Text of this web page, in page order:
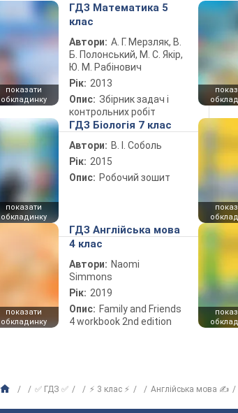
показати
обкладинку
ГДЗ Математика 5
клас
Автори: А. Г. Мерзляк, В.
Б. Полонський, М. С. Якір,
Ю. М. Рабінович
Рік: 2013
Опис: Збірник задач і
контрольних робіт
показати
обкладинку
ГДЗ Біологія 7 клас
Автори: В. І. Соболь
Рік: 2015
Опис: Робочий зошит
показати
обкладинку
ГДЗ Англійська мова
4 клас
Автори: Naomi
Simmons
Рік: 2019
Опис: Family and Friends
4 workbook 2nd edition
✅ ГДЗ ✅ ⚡ 3 клас ⚡ Англійська мова ✍